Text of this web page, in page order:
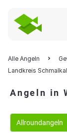
Alle Angeln
Landkreis
Angeln in
Allroundangeln